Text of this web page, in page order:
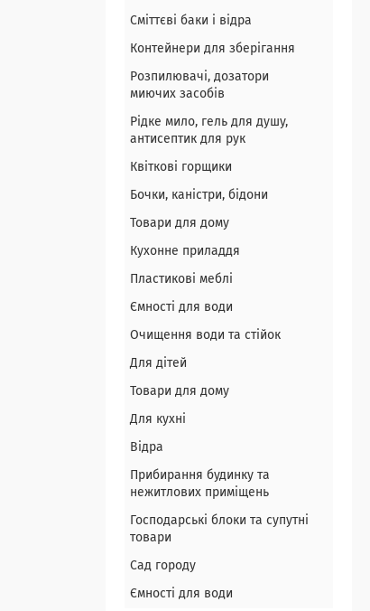
Сміттєві баки і відра
Контейнери для зберігання
Розпилювачі, дозатори
миючих засобів
Рідке мило, гель для душу,
антисептик для рук
Квіткові горщики
Бочки, каністри, бідони
Товари для дому
Кухонне приладдя
Пластикові меблі
Ємності для води
Очищення води та стійок
Для дітей
Товари для дому
Для кухні
Відра
Прибирання будинку та
нежитлових приміщень
Господарські блоки та супутні
товари
Сад городу
Ємності для води